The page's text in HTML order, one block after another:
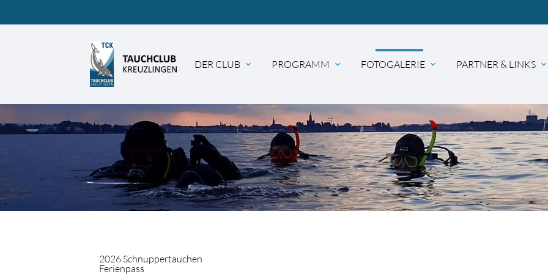
DER CLUB expand_more PROGRAMM expand_more FOTOGALERIE expand_more PARTNER & LINKS expand_more
Suchbegriffe
2026 Schnuppertauchen
Ferienpass